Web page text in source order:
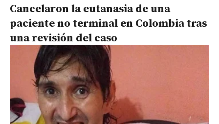
Cancelaron la eutanasia de una
paciente no terminal en Colombia tras
una revisión del caso